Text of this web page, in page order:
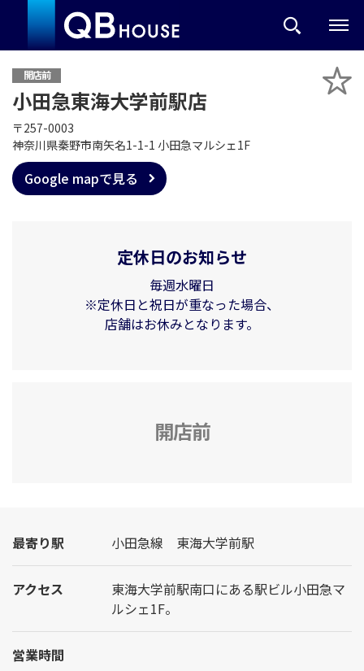
開店前
小田急東海大学前駅店
〒257-0003
神奈川県秦野市南矢名1-1-1 小田急マルシェ1F
Google mapで見る
定休日のお知らせ
毎週水曜日
※定休日と祝日が重なった場合、
店舗はお休みとなります。
開店前
最寄り駅 小田急線 東海大学前駅
アクセス
東海大学前駅南口にある駅ビル小田急マ
ルシェ1F。
営業時間